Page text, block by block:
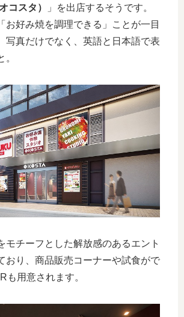
コスタ）
」を出店するそうです。
お好み焼を調理できる」ことが一目
写真だけでなく、英語と日本語で表
モチーフとした解放感のあるエント
おり、商品販売コーナーや試食がで
も用意されます。